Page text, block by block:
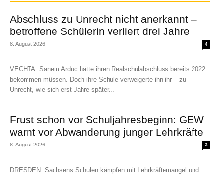
Abschluss zu Unrecht nicht anerkannt –
betroffene Schülerin verliert drei Jahre
8. August 2026 4
VECHTA. Sanem Arduc hätte ihren Realschulabschluss bereits 2022
bekommen müssen. Doch ihre Schule verweigerte ihn ihr – zu
Unrecht, wie sich erst Jahre später...
Frust schon vor Schuljahresbeginn: GEW
warnt vor Abwanderung junger Lehrkräfte
8. August 2026 3
DRESDEN. Sachsens Schulen kämpfen mit Lehrkräftemangel und